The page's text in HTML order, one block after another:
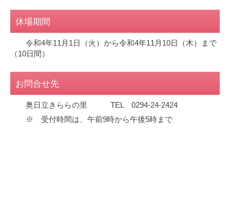
休場期間
令和4年11月1日（火）から令和4年11月10日（木）まで
（10日間）
お問合せ先
奥日立きららの里 TEL 0294-24-2424
※ 受付時間は、午前9時から午後5時まで